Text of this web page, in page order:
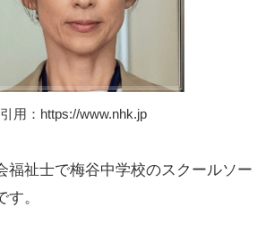
引用：https://www.nhk.jp
福祉士で梅谷中学校のスクールソー
。